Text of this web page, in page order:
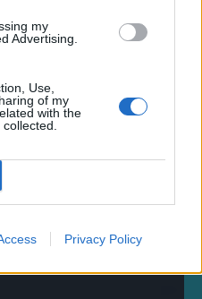
my
Advertising.
Use,
of my
with the
Privacy Policy
Informace pro uživatele